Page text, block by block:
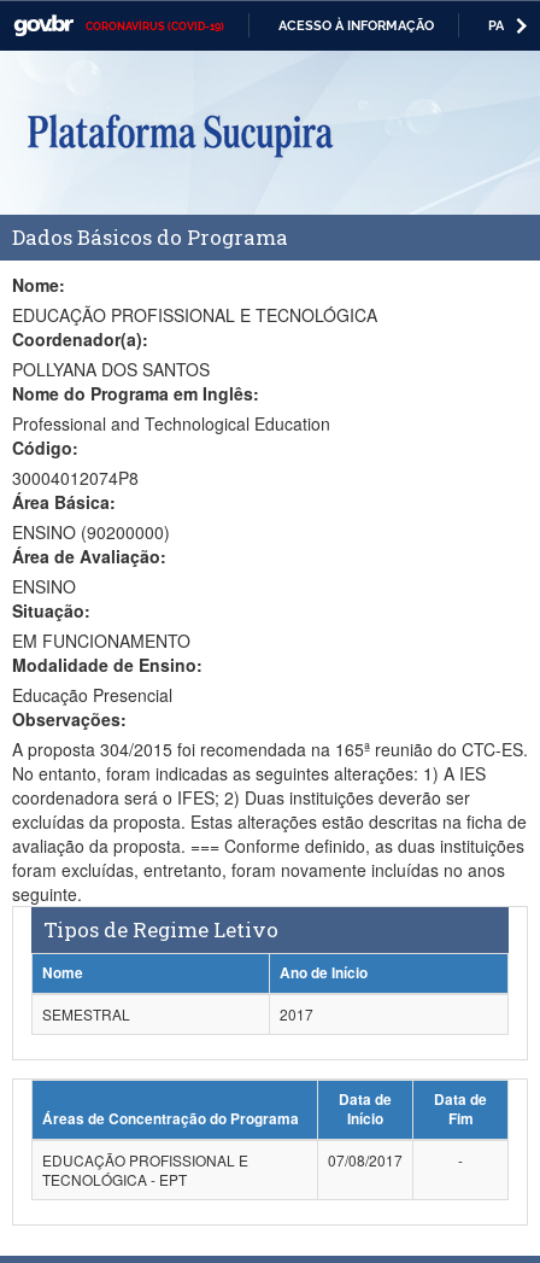
CORONAVÍRUS (COVID-19) ACESSO À INFORMAÇÃO
Casa Civil
Ministério da Defesa
Ministério da Economia
Ministério da Infraestrutura
Ministério da Agricultura, Pecuária e Abastecimento
Ministério da Educação
Ministério da Cidadania
Ministério da Saúde
Ministério da Ciência, Tecnologia, Inovações e Comunicações
Ministério do Meio Ambiente
Ministério do Turismo
Ministério do Desenvolvimento Regional
Controladoria-Geral da União
Ministério da Mulher, da Família e dos Direitos Humanos
Secretaria-Geral
Secretaria de Governo
Gabinete de Segurança Institucional
Dados Básicos do Programa
Nome:
EDUCAÇÃO PROFISSIONAL E TECNOLÓGICA
Coordenador(a):
POLLYANA DOS SANTOS
Nome do Programa em Inglês:
Professional and Technological Education
Código:
30004012074P8
Área Básica:
ENSINO (90200000)
Área de Avaliação:
ENSINO
Situação:
EM FUNCIONAMENTO
Modalidade de Ensino:
Educação Presencial
Observações:
A proposta 304/2015 foi recomendada na 165ª reunião do CTC-ES.
No entanto, foram indicadas as seguintes alterações: 1) A IES
coordenadora será o IFES; 2) Duas instituições deverão ser
excluídas da proposta. Estas alterações estão descritas na ficha de
avaliação da proposta. === Conforme definido, as duas instituições
foram excluídas, entretanto, foram novamente incluídas no anos
seguinte.
Tipos de Regime Letivo
Nome
Ano de Início
SEMESTRAL
2017
Áreas de Concentração do Programa
Data de
Início
Data de
Fim
EDUCAÇÃO PROFISSIONAL E
TECNOLÓGICA - EPT
07/08/2017 -